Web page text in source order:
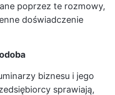
poprzez te rozmowy,
doświadczenie
biznesu i jego
sprawiają,